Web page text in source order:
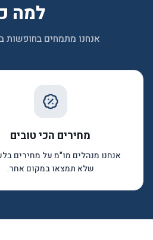
למה
אנחנו מתמחים בחופשות
מחירים הכי טובים
אנחנו מנהלים מו"מ על מחירים
שלא תמצאו במקום אחר.